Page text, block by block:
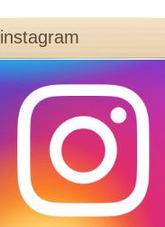
instagram